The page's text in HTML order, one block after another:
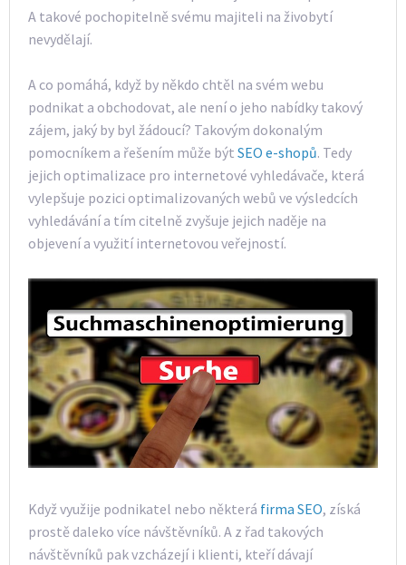
A takové pochopitelně svému majiteli na živobytí
nevydělají.
A co pomáhá, když by někdo chtěl na svém webu
podnikat a obchodovat, ale není o jeho nabídky takový
zájem, jaký by byl žádoucí? Takovým dokonalým
pomocníkem a řešením může být SEO e-shopů. Tedy
jejich optimalizace pro internetové vyhledávače, která
vylepšuje pozici optimalizovaných webů ve výsledcích
vyhledávání a tím citelně zvyšuje jejich naděje na
objevení a využití internetovou veřejností.
Když využije podnikatel nebo některá firma SEO, získá
prostě daleko více návštěvníků. A z řad takových
návštěvníků pak vzcházejí i klienti, kteří dávají